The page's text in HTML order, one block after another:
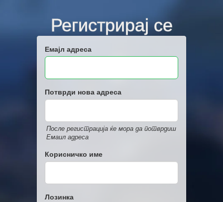
Регистрирај се
Емајл адреса
Потврди нова адреса
После регистрација ќе мора да потврдиш
Емаил адреса
Корисничко име
Лозинка